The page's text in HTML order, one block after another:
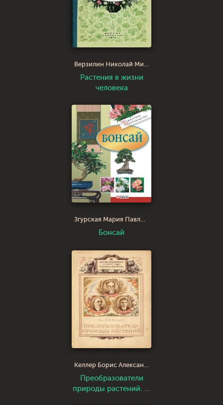
Верзилин Николай Михайлович
Растения в жизни
человека
Згурская Мария Павловна
Бонсай
Келлер Борис Александрович
Преобразователи
природы растений. К.